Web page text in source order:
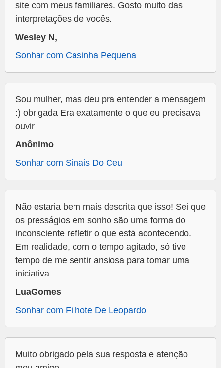
site com meus familiares. Gosto muito das
interpretações de vocês.
Wesley N,
Sonhar com Casinha Pequena
Sou mulher, mas deu pra entender a mensagem
:) obrigada Era exatamente o que eu precisava
ouvir
Anônimo
Sonhar com Sinais Do Ceu
Não estaria bem mais descrita que isso! Sei que
os presságios em sonho são uma forma do
inconsciente refletir o que está acontecendo.
Em realidade, com o tempo agitado, só tive
tempo de me sentir ansiosa para tomar uma
iniciativa....
LuaGomes
Sonhar com Filhote De Leopardo
Muito obrigado pela sua resposta e atenção